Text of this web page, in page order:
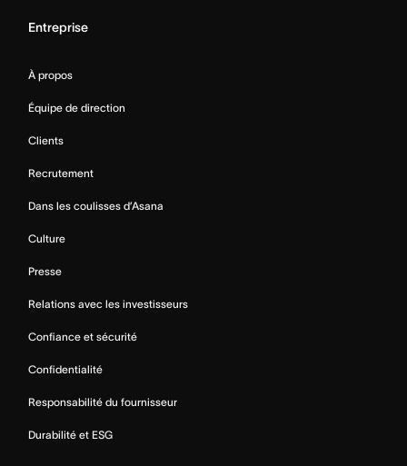
Entreprise
À propos
Équipe de direction
Clients
Recrutement
Dans les coulisses d’Asana
Culture
Presse
Relations avec les investisseurs
Confiance et sécurité
Confidentialité
Responsabilité du fournisseur
Durabilité et ESG